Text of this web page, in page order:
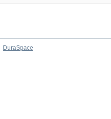
DuraSpace